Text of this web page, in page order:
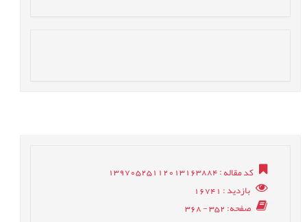
کد مقاله: 13970525112013163884
بازدید: 16741
صفحه: 352 - 368